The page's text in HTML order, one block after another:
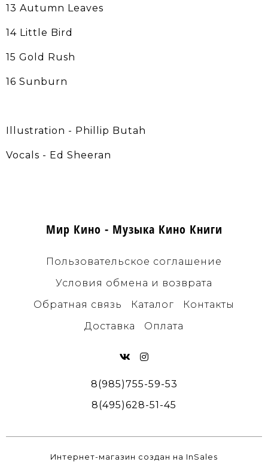
13 Autumn Leaves
14 Little Bird
15 Gold Rush
16 Sunburn
Illustration - Phillip Butah
Vocals - Ed Sheeran
Мир Кино - Музыка Кино Книги
Пользовательское соглашение
Условия обмена и возврата
Обратная связь
Каталог
Контакты
Доставка
Оплата
8(985)755-59-53
8(495)628-51-45
Интернет-магазин создан на InSales